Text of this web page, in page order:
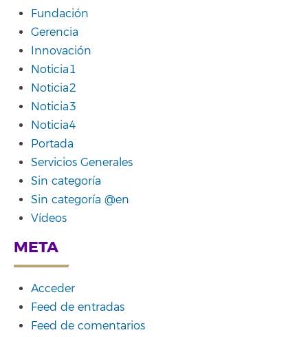
Fundación
Gerencia
Innovación
Noticia1
Noticia2
Noticia3
Noticia4
Portada
Servicios Generales
Sin categoría
Sin categoría @en
Vídeos
META
Acceder
Feed de entradas
Feed de comentarios